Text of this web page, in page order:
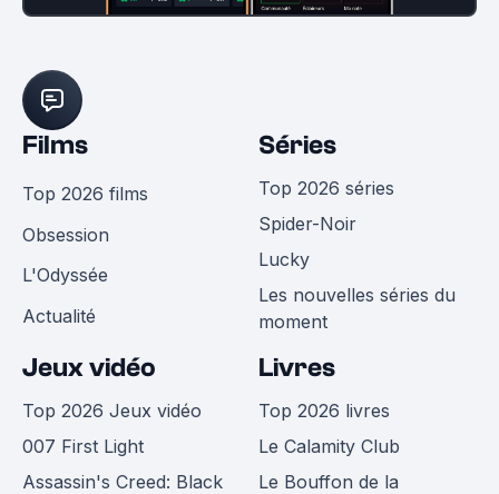
Films
Top 2026 films
Obsession
L'Odyssée
Actualité
Séries
Top 2026 séries
Spider-Noir
Lucky
Les nouvelles séries du
moment
Jeux vidéo
Top 2026 Jeux vidéo
007 First Light
Assassin's Creed: Black
Livres
Top 2026 livres
Le Calamity Club
Le Bouffon de la